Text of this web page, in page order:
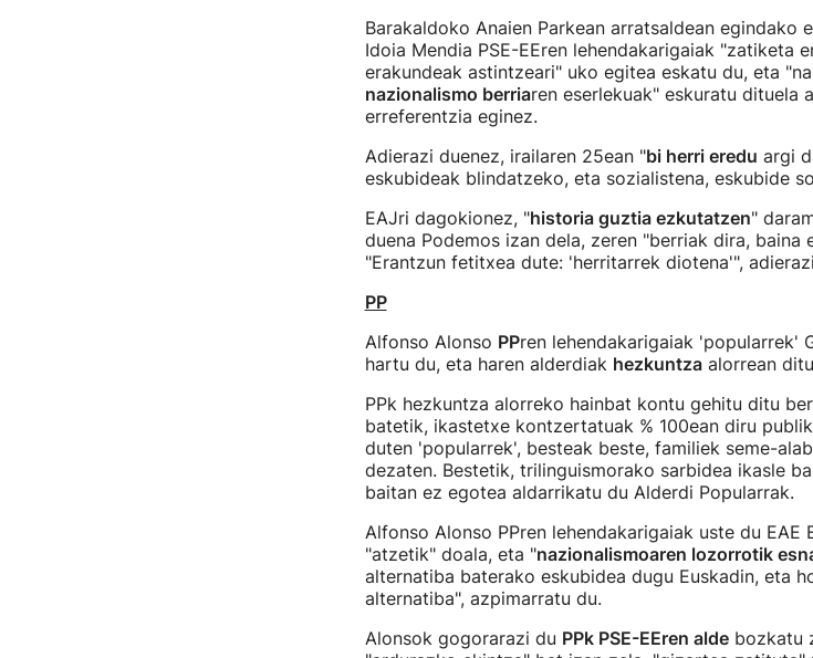
Barakaldoko Anaien Parkean arratsaldean egindako
Idoia Mendia PSE-EEren lehendakarigaiak "zatiketa
erakundeak astintzeari" uko egitea eskatu du, eta
nazionalismo berriaren eserlekuak" eskuratu dituela
erreferentzia eginez.
Adierazi duenez, irailaren 25ean "bi herri eredu argi
eskubideak blindatzeko, eta sozialistena, eskubide
EAJri dagokionez, "historia guztia ezkutatzen"
duena Podemos izan dela, zeren "berriak dira,
"Erantzun fetitxea dute: 'herritarrek diotena'",
PP
Alfonso Alonso PPren lehendakarigaiak 'popularrek'
hartu du, eta haren alderdiak hezkuntzaalorrean
PPk hezkuntza alorreko hainbat kontu gehitu ditu
batetik, ikastetxe kontzertatuak % 100ean diru
duten 'popularrek', besteak beste, familiek seme-
dezaten. Bestetik, trilinguismorako sarbidea ikasle
baitan ez egotea aldarrikatu du Alderdi Popularrak.
Alfonso Alonso PPren lehendakarigaiak uste du EAE
"atzetik" doala, eta "nazionalismoaren lozorrotik
alternatiba baterako eskubidea dugu Euskadin, eta
alternatiba", azpimarratu du.
Alonsok gogorarazi du PPk PSE-EEren aldebozkatu